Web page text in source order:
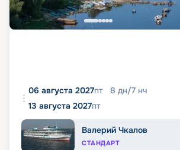
06 августа 2027пт 8 дн/7 нч
13 августа 2027пт
Валерий Чкалов
СТАНДАРТ